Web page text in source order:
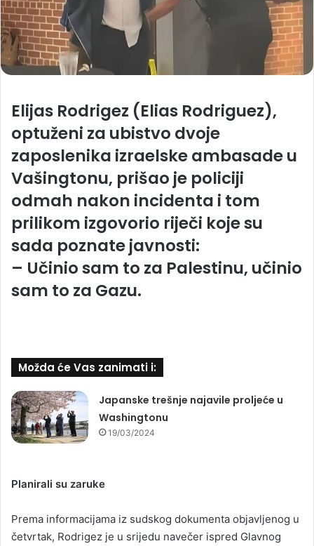
Elijas Rodrigez (Elias Rodriguez),
optuženi za ubistvo dvoje
zaposlenika izraelske ambasade u
Vašingtonu, prišao je policiji
odmah nakon incidenta i tom
prilikom izgovorio riječi koje su
sada poznate javnosti:
– Učinio sam to za Palestinu, učinio
sam to za Gazu.
Možda će Vas zanimati i:
Japanske trešnje najavile proljeće u
Washingtonu
19/03/2024
Planirali su zaruke
Prema informacijama iz sudskog dokumenta objavljenog u
četvrtak, Rodrigez je u srijedu navečer ispred Glavnog